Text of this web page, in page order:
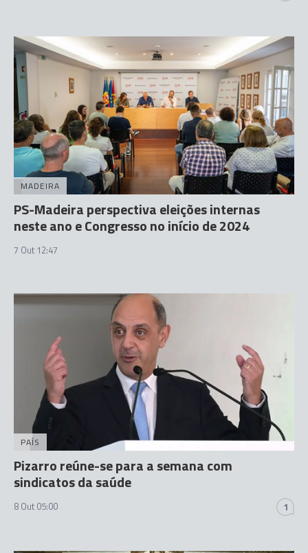
MADEIRA
PS-Madeira perspectiva eleições internas
neste ano e Congresso no início de 2024
7 Out 12:47
PAÍS
Pizarro reúne-se para a semana com
sindicatos da saúde
8 Out 05:00 1